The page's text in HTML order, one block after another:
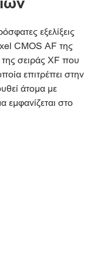
εξελίξεις
CMOS AF της
σειράς XF που
επιτρέπει στην
άτομα με
εμφανίζεται στο